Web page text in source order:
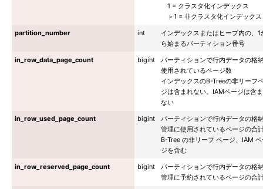
1 = クラスタ化インデックス
＞1 = 非クラスタ化インデックス
partition_number
int
インデックスまたはヒープ内の、1
ら始まるパーティション番号
in_row_data_page_count
bigint
パーティションで行内データの格
使用されているページ数
インデックスのB-Treeの非リーフ
ジは含まれない。IAMページは含
ない
in_row_used_page_count
bigint
パーティションで行内データの格
管理に使用されているページの合
B-Tree の非リーフ ページ、IAM
ジを含む
in_row_reserved_page_count
bigint
パーティションで行内データの格
管理に予約されているページの合